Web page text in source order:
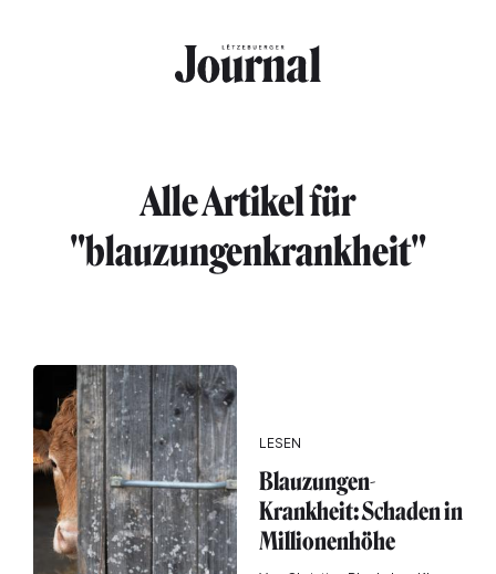
Alle Artikel für
"blauzungenkrankheit"
LESEN
Blauzungen-
Krankheit: Schaden in
Millionenhöhe